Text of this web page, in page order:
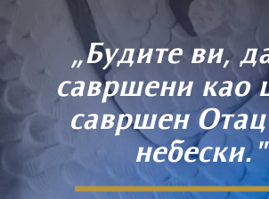
„Будите ви,
савршени као
савршен
небески."